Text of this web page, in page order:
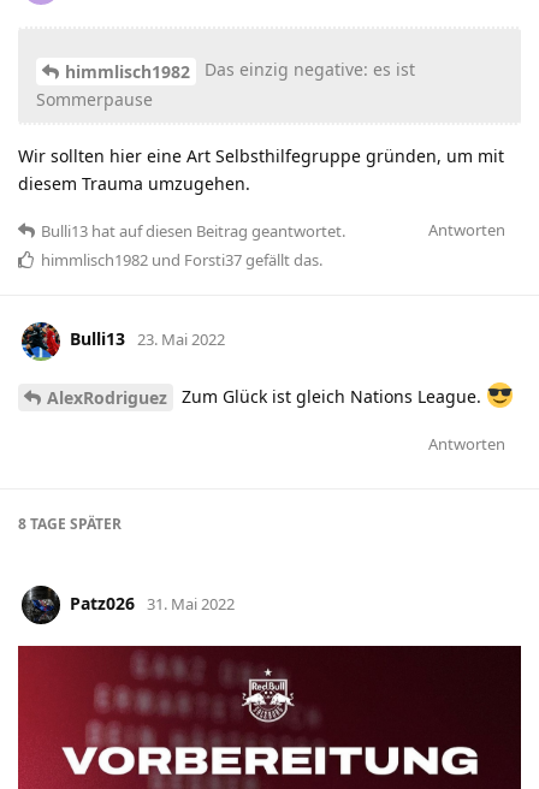
himmlisch1982
Das einzig negative: es ist
Sommerpause
Wir sollten hier eine Art Selbsthilfegruppe gründen, um mit
diesem Trauma umzugehen.
Antworten
Bulli13 hatauf diesen Beitrag geantwortet.
himmlisch1982 und Forsti37gefällt das.
Bulli13 23. Mai 2022
AlexRodriguez Zum Glück ist gleich Nations League.
Antworten
8 TAGE SPÄTER
Patz026 31. Mai 2022